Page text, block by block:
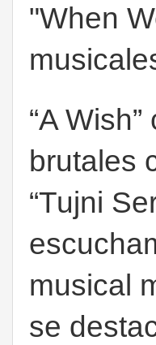
"When
“A
brutales
“Tujni
musical
se